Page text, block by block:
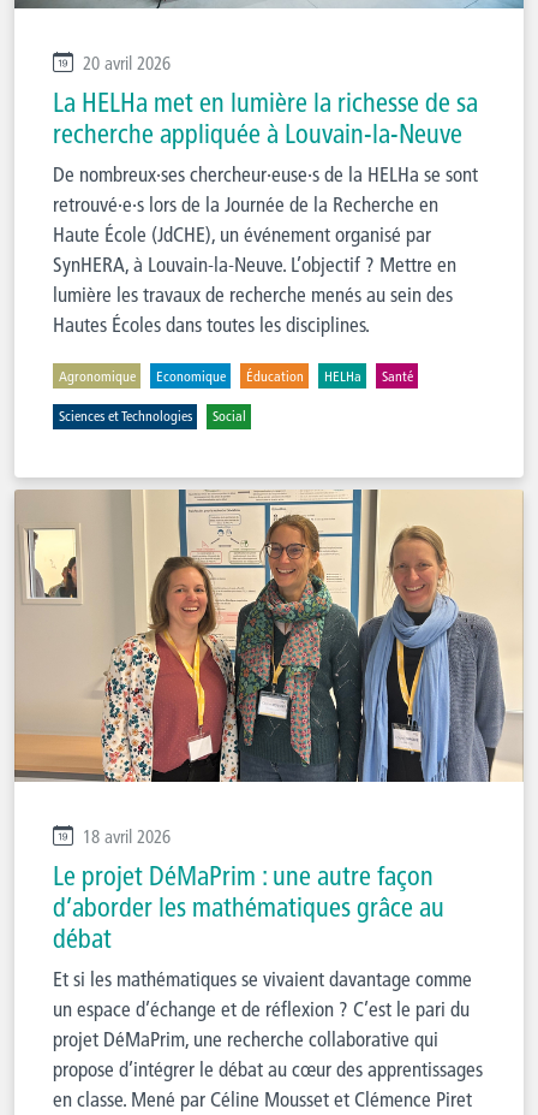
20 avril 2026
La HELHa met en lumière la richesse de sa
recherche appliquée à Louvain-la-Neuve
De nombreux·ses chercheur·euse·s de la HELHa se sont
retrouvé·e·s lors de la Journée de la Recherche en
Haute École (JdCHE), un événement organisé par
SynHERA, à Louvain-la-Neuve. L’objectif ? Mettre en
lumière les travaux de recherche menés au sein des
Hautes Écoles dans toutes les disciplines.
Agronomique Economique Éducation HELHa Santé
Sciences et Technologies Social
18 avril 2026
Le projet DéMaPrim : une autre façon
d’aborder les mathématiques grâce au
débat
Et si les mathématiques se vivaient davantage comme
un espace d’échange et de réflexion ? C’est le pari du
projet DéMaPrim, une recherche collaborative qui
propose d’intégrer le débat au cœur des apprentissages
en classe. Mené par Céline Mousset et Clémence Piret